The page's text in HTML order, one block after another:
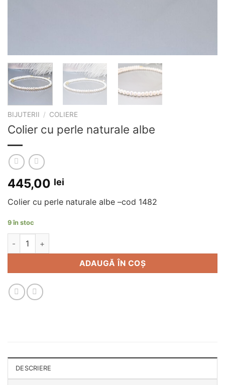
BIJUTERII / COLIERE
Colier cu perle naturale albe
445,00 lei
Colier cu perle naturale albe –cod 1482
9 în stoc
Cantitate Colier cu perle naturale albe
ADAUGĂ ÎN COȘ
DESCRIERE